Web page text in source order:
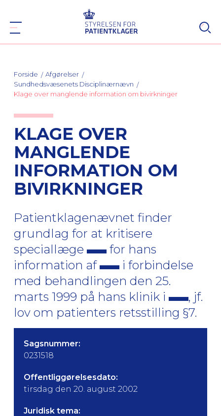
Forside
Afgørelser
Sundhedsvæsenets Disciplinærnævn
Klage over manglende information om bivirkninger
KLAGE OVER
MANGLENDE
INFORMATION OM
BIVIRKNINGER
Patientklagenævnet finder
grundlag for at kritisere
speciallæge
for hans
information af
i forbindelse
med behandlingen den 25.
marts 1999 på hans klinik i
, jf.
lov om patienters retsstilling §7.
Sagsnummer:
0231518
Offentliggørelsesdato:
tirsdag den 20. august 2002
Juridisk tema: